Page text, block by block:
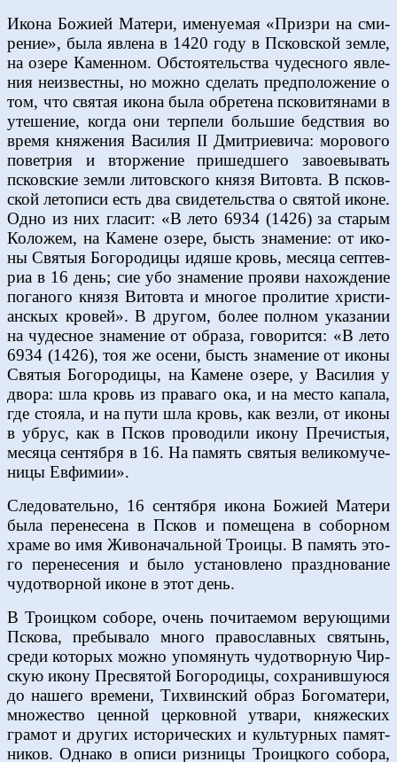
Ико­на Бо­жи­ей Ма­те­ри, име­ну­е­мая «При­з­ри на сми­
ре­ние», бы­ла яв­ле­на в 1420 го­ду в Псков­ской зем­ле,
на озе­ре Ка­мен­ном. Об­сто­я­тель­ства чу­дес­но­го яв­ле­
ния неиз­вест­ны, но мож­но сде­лать пред­по­ло­же­ние о
том, что свя­тая ико­на бы­ла об­ре­те­на пско­ви­тя­на­ми в
уте­ше­ние, ко­гда они тер­пе­ли боль­шие бед­ствия во
вре­мя кня­же­ния Ва­си­лия II Дмит­ри­е­ви­ча: мо­ро­во­го
по­вет­рия и втор­же­ние при­шед­ше­го за­во­е­вы­вать
псков­ские зем­ли ли­тов­ско­го кня­зя Ви­то­вта. В псков­
ской ле­то­пи­си есть два сви­де­тель­ства о свя­той иконе.
Од­но из них гла­сит: «В ле­то 6934 (1426) за ста­рым
Ко­ло­жем, на Ка­мене озе­ре, бысть зна­ме­ние: от ико­
ны Свя­тыя Бо­го­ро­ди­цы идя­ше кровь, ме­ся­ца сеп­тев­
риа в 16 день; сие убо зна­ме­ние про­яви на­хож­де­ние
по­га­но­го кня­зя Ви­то­вта и мно­гое про­ли­тие хри­сти­
ан­скых кро­вей». В дру­гом, бо­лее пол­ном ука­за­нии
на чу­дес­ное зна­ме­ние от об­ра­за, го­во­рит­ся: «В ле­то
6934 (1426), тоя же осе­ни, бысть зна­ме­ние от ико­ны
Свя­тыя Бо­го­ро­ди­цы, на Ка­мене озе­ре, у Ва­си­лия у
дво­ра: шла кровь из пра­ва­го ока, и на ме­сто ка­па­ла,
где сто­я­ла, и на пу­ти шла кровь, как вез­ли, от ико­ны
в убрус, как в Псков про­во­ди­ли ико­ну Пре­чи­стыя,
ме­ся­ца сен­тяб­ря в 16. На па­мять свя­тыя ве­ли­ко­му­че­
ни­цы Ев­фи­мии».
Сле­до­ва­тель­но, 16 сен­тяб­ря ико­на Бо­жи­ей Ма­те­ри
бы­ла пе­ре­не­се­на в Псков и по­ме­ще­на в со­бор­ном
хра­ме во имя Жи­во­на­чаль­ной Тро­и­цы. В па­мять это­
го пе­ре­не­се­ния и бы­ло уста­нов­ле­но празд­но­ва­ние
чу­до­твор­ной иконе в этот день.
В Тро­иц­ком со­бо­ре, очень по­чи­та­е­мом ве­ру­ю­щи­ми
Пско­ва, пре­бы­ва­ло мно­го пра­во­слав­ных свя­тынь,
сре­ди ко­то­рых мож­но упо­мя­нуть чу­до­твор­ную Чир­
скую ико­ну Пре­свя­той Бо­го­ро­ди­цы, со­хра­нив­шу­ю­ся
до на­ше­го вре­ме­ни, Тих­вин­ский об­раз Бо­го­ма­те­ри,
мно­же­ство цен­ной цер­ков­ной утва­ри, кня­же­ских
гра­мот и дру­гих ис­то­ри­че­ских и куль­тур­ных па­мят­
ни­ков. Од­на­ко в опи­си риз­ни­цы Тро­иц­ко­го со­бо­ра,